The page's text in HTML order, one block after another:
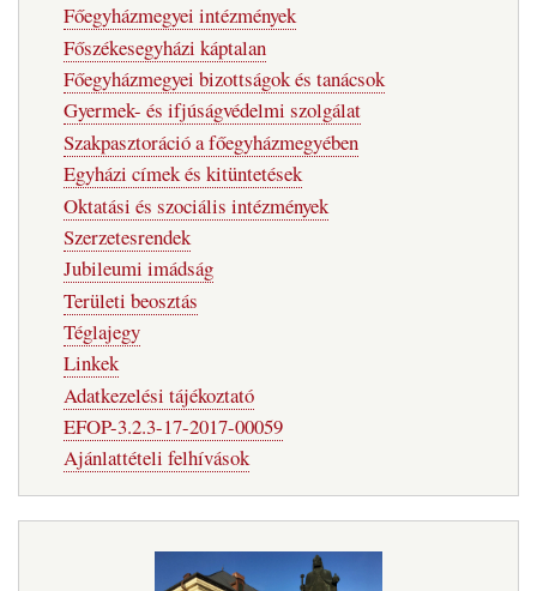
Főegyházmegyei intézmények
Főszékesegyházi káptalan
Főegyházmegyei bizottságok és tanácsok
Gyermek- és ifjúságvédelmi szolgálat
Szakpasztoráció a főegyházmegyében
Egyházi címek és kitüntetések
Oktatási és szociális intézmények
Szerzetesrendek
Jubileumi imádság
Területi beosztás
Téglajegy
Linkek
Adatkezelési tájékoztató
EFOP-3.2.3-17-2017-00059
Ajánlattételi felhívások